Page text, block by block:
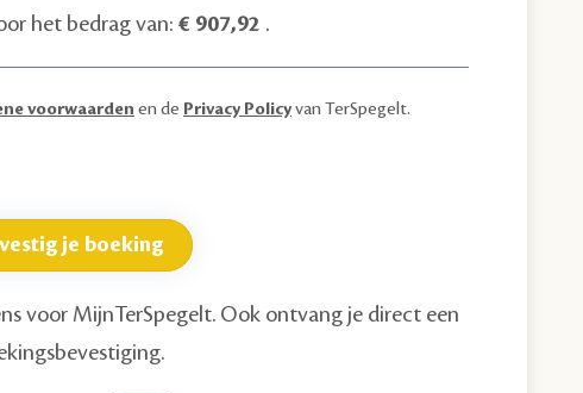
het bedrag van:€ 907,92 .
voorwaarden en de Privacy Policyvan TerSpegelt.
je boeking
voor MijnTerSpegelt. Ook ontvang je direct een